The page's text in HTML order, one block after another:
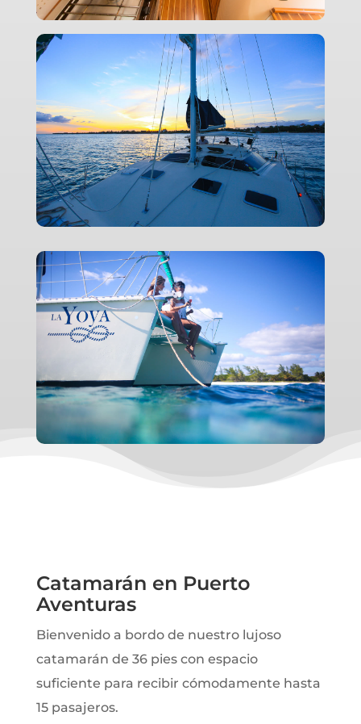
Catamarán en Puerto
Aventuras
Bienvenido a bordo de nuestro lujoso
catamarán de 36 pies con espacio
suficiente para recibir cómodamente hasta
15 pasajeros.